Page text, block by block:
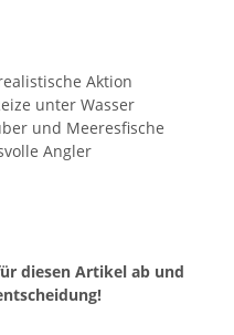
Aktion
unter Wasser
und Meeresfische
Angler
diesen Artikel ab und